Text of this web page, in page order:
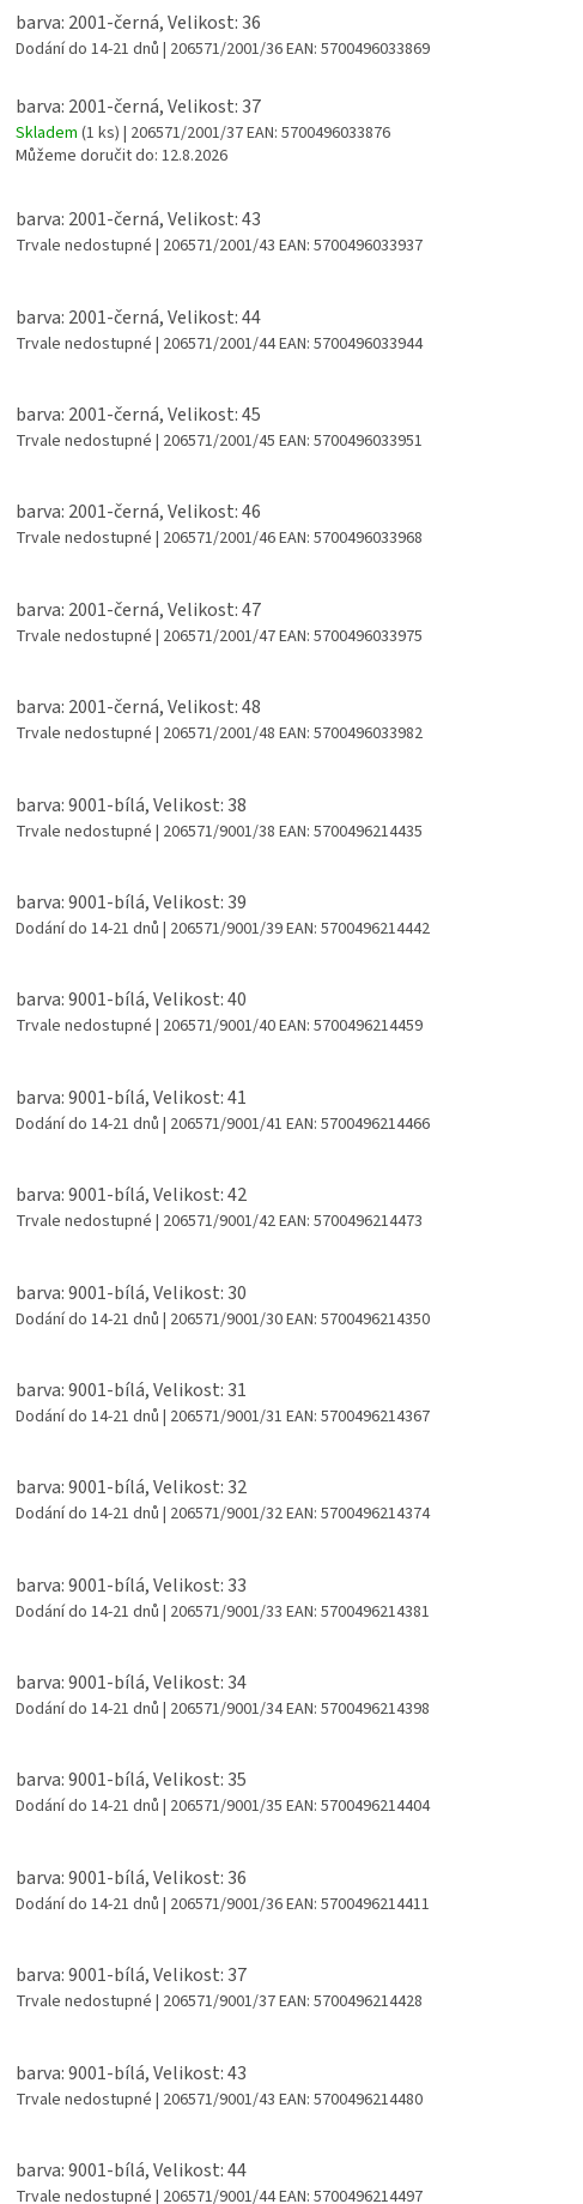
barva: 2001-černá, Velikost: 36
Dodání do 14-21 dnů | 206571/2001/36EAN: 5700496033869
barva: 2001-černá, Velikost: 37
Skladem (1 ks) | 206571/2001/37EAN: 5700496033876
Můžeme doručit do: 12.8.2026
barva: 2001-černá, Velikost: 43
Trvale nedostupné | 206571/2001/43 EAN: 5700496033937
barva: 2001-černá, Velikost: 44
Trvale nedostupné | 206571/2001/44EAN: 5700496033944
barva: 2001-černá, Velikost: 45
Trvale nedostupné | 206571/2001/45 EAN: 5700496033951
barva: 2001-černá, Velikost: 46
Trvale nedostupné | 206571/2001/46EAN: 5700496033968
barva: 2001-černá, Velikost: 47
Trvale nedostupné | 206571/2001/47EAN: 5700496033975
barva: 2001-černá, Velikost: 48
Trvale nedostupné | 206571/2001/48 EAN: 5700496033982
barva: 9001-bílá, Velikost: 38
Trvale nedostupné | 206571/9001/38 EAN: 5700496214435
barva: 9001-bílá, Velikost: 39
Dodání do 14-21 dnů | 206571/9001/39EAN: 5700496214442
barva: 9001-bílá, Velikost: 40
Trvale nedostupné | 206571/9001/40EAN: 5700496214459
barva: 9001-bílá, Velikost: 41
Dodání do 14-21 dnů | 206571/9001/41 EAN: 5700496214466
barva: 9001-bílá, Velikost: 42
Trvale nedostupné | 206571/9001/42EAN: 5700496214473
barva: 9001-bílá, Velikost: 30
Dodání do 14-21 dnů | 206571/9001/30EAN: 5700496214350
barva: 9001-bílá, Velikost: 31
Dodání do 14-21 dnů | 206571/9001/31 EAN: 5700496214367
barva: 9001-bílá, Velikost: 32
Dodání do 14-21 dnů | 206571/9001/32EAN: 5700496214374
barva: 9001-bílá, Velikost: 33
Dodání do 14-21 dnů | 206571/9001/33 EAN: 5700496214381
barva: 9001-bílá, Velikost: 34
Dodání do 14-21 dnů | 206571/9001/34EAN: 5700496214398
barva: 9001-bílá, Velikost: 35
Dodání do 14-21 dnů | 206571/9001/35 EAN: 5700496214404
barva: 9001-bílá, Velikost: 36
Dodání do 14-21 dnů | 206571/9001/36EAN: 5700496214411
barva: 9001-bílá, Velikost: 37
Trvale nedostupné | 206571/9001/37EAN: 5700496214428
barva: 9001-bílá, Velikost: 43
Trvale nedostupné | 206571/9001/43 EAN: 5700496214480
barva: 9001-bílá, Velikost: 44
Trvale nedostupné | 206571/9001/44EAN: 5700496214497